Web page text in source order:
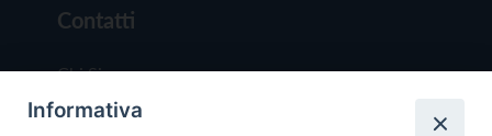
Contatti
Chi Siamo
Redazione
Informativa